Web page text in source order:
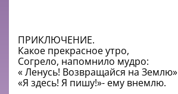
ПРИКЛЮЧЕНИЕ.
Какое прекрасное утро,
Согрело, напомнило мудро:
« Ленусь! Возвращайся на Землю»
«Я здесь! Я пишу!»- ему внемлю.